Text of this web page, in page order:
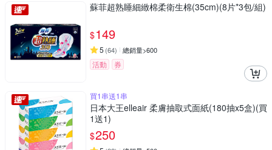
蘇菲超熟睡細緻棉柔衛生棉(35cm)(8片*3包/組)
$149
5 (64) 總銷量>600
活動 券
買1串送1串
日本大王elleair 柔膚抽取式面紙(180抽x5盒)(買
1送1)
$250